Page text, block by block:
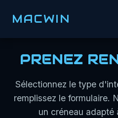
MACWIN
PRENEZ
Sélectionnez le type
remplissez le formulaire.
un créneau adapté